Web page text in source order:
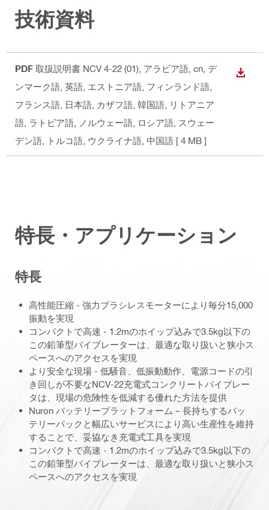
技術資料
PDF 取扱説明書 NCV 4-22 (01) , アラビア語, cn, デ
ンマーク語, 英語, エストニア語, フィンランド語,
フランス語, 日本語, カザフ語, 韓国語, リトアニア
語, ラトビア語, ノルウェー語, ロシア語, スウェー
デン語, トルコ語, ウクライナ語, 中国語 [ 4 MB ]
ダウン
特長・アプリケーション
特長
高性能圧縮 - 強力ブラシレスモーターにより毎分15,000
振動を実現
コンパクトで高速 - 1.2mのホイップ込みで3.5kg以下の
この鉛筆型バイブレーターは、最適な取り扱いと狭小ス
ペースへのアクセスを実現
より安全な現場 - 低騒音、低振動動作、電源コードの引
き回しが不要なNCV-22充電式コンクリートバイブレー
タは、現場の危険性を低減する優れた方法を提供
Nuron バッテリープラットフォーム – 長持ちするバッ
テリーパックと幅広いサービスにより高い生産性を維持
することで、妥協なき充電式工具を実現
コンパクトで高速 - 1.2mのホイップ込みで3.5kg以下の
この鉛筆型バイブレーターは、最適な取り扱いと狭小ス
ペースへのアクセスを実現